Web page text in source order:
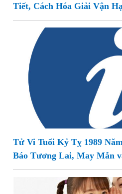
Tiết, Cách Hóa Giải Vận
Tử Vi Tuổi Kỷ Tỵ 1989
Báo Tương Lai, May Mắn